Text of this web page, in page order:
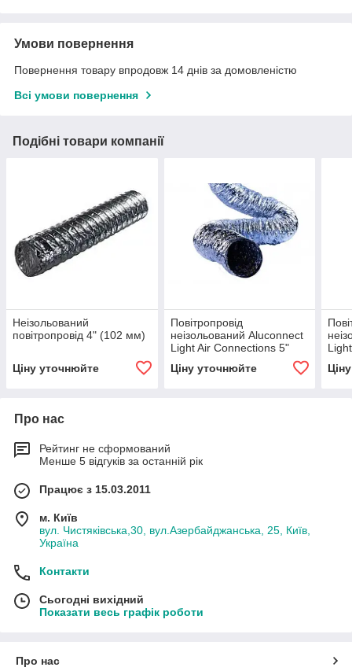
Умови повернення
Повернення товару впродовж 14 днів за домовленістю
Всі умови повернення
Подібні товари компанії
Неізольований
повітропровід 4" (102 мм)
Ціну уточнюйте
Повітропровід
неізольований Aluconnect
Light Air Connections 5"
Ціну уточнюйте
Про нас
Рейтинг не сформований
Менше 5 відгуків за останній рік
Працює з 15.03.2011
м. Київ
вул. Чистяківська,30, вул.Азербайджанська, 25, Київ,
Україна
Контакти
Сьогодні вихідний
Показати весь графік роботи
Про нас